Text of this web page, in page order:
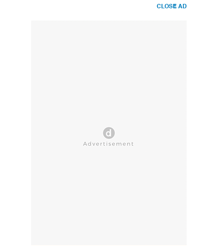
CLOSE AD